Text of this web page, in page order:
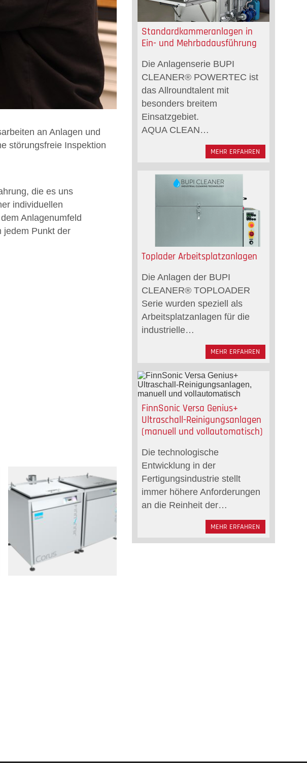
an Anlagen und
störungsfreie Inspektion
die es uns
individuellen
Anlagenumfeld
jedem Punkt der
Standardkammeranlagen in
Ein- und Mehrbadausführung
Die Anlagenserie BUPI
CLEANER® POWERTEC ist
das Allroundtalent mit
besonders breitem
Einsatzgebiet.
AQUA CLEAN…
MEHR ERFAHREN
Toplader Arbeitsplatzanlagen
Die Anlagen der BUPI
CLEANER® TOPLOADER
Serie wurden speziell als
Arbeitsplatzanlagen für die
industrielle…
MEHR ERFAHREN
FinnSonic Versa Genius+
Ultraschall-Reinigungsanlagen
(manuell und vollautomatisch)
Die technologische
Entwicklung in der
Fertigungsindustrie stellt
immer höhere Anforderungen
an die Reinheit der…
MEHR ERFAHREN